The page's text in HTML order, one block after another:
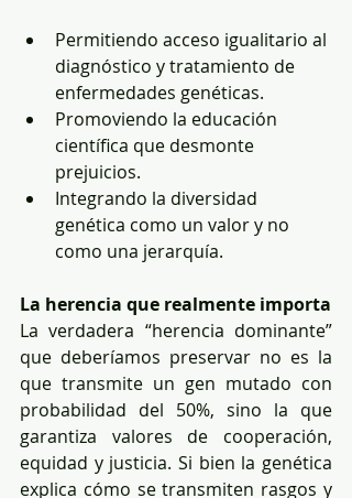
Permitiendo acceso igualitario al
diagnóstico y tratamiento de
enfermedades genéticas.
Promoviendo la educación
científica que desmonte
prejuicios.
Integrando la diversidad
genética como un valor y no
como una jerarquía.
La herencia que realmente importa
La verdadera “herencia dominante”
que deberíamos preservar no es la
que transmite un gen mutado con
probabilidad del 50%, sino la que
garantiza valores de cooperación,
equidad y justicia. Si bien la genética
explica cómo se transmiten rasgos y